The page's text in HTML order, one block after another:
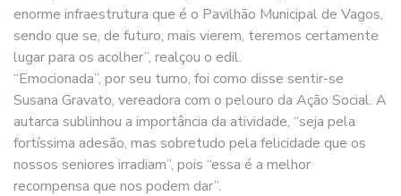
enorme infraestrutura que é o Pavilhão Municipal de Vagos,
sendo que se, de futuro, mais vierem, teremos certamente
lugar para os acolher”, realçou o edil.
“Emocionada”, por seu turno, foi como disse sentir-se
Susana Gravato, vereadora com o pelouro da Ação Social. A
autarca sublinhou a importância da atividade, “seja pela
fortíssima adesão, mas sobretudo pela felicidade que os
nossos seniores irradiam”, pois “essa é a melhor
recompensa que nos podem dar”.